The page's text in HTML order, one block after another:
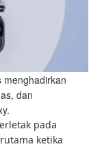
menghadirkan
dan
pada
ketika